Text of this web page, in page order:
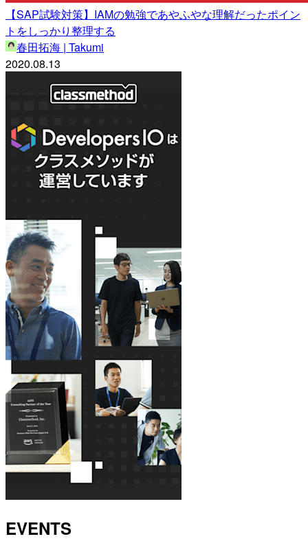
【SAP試験対策】IAMの勉強であやふやな理解だったポイン
トをしっかり整理する
春田拓海 | Takumi
2020.08.13
EVENTS